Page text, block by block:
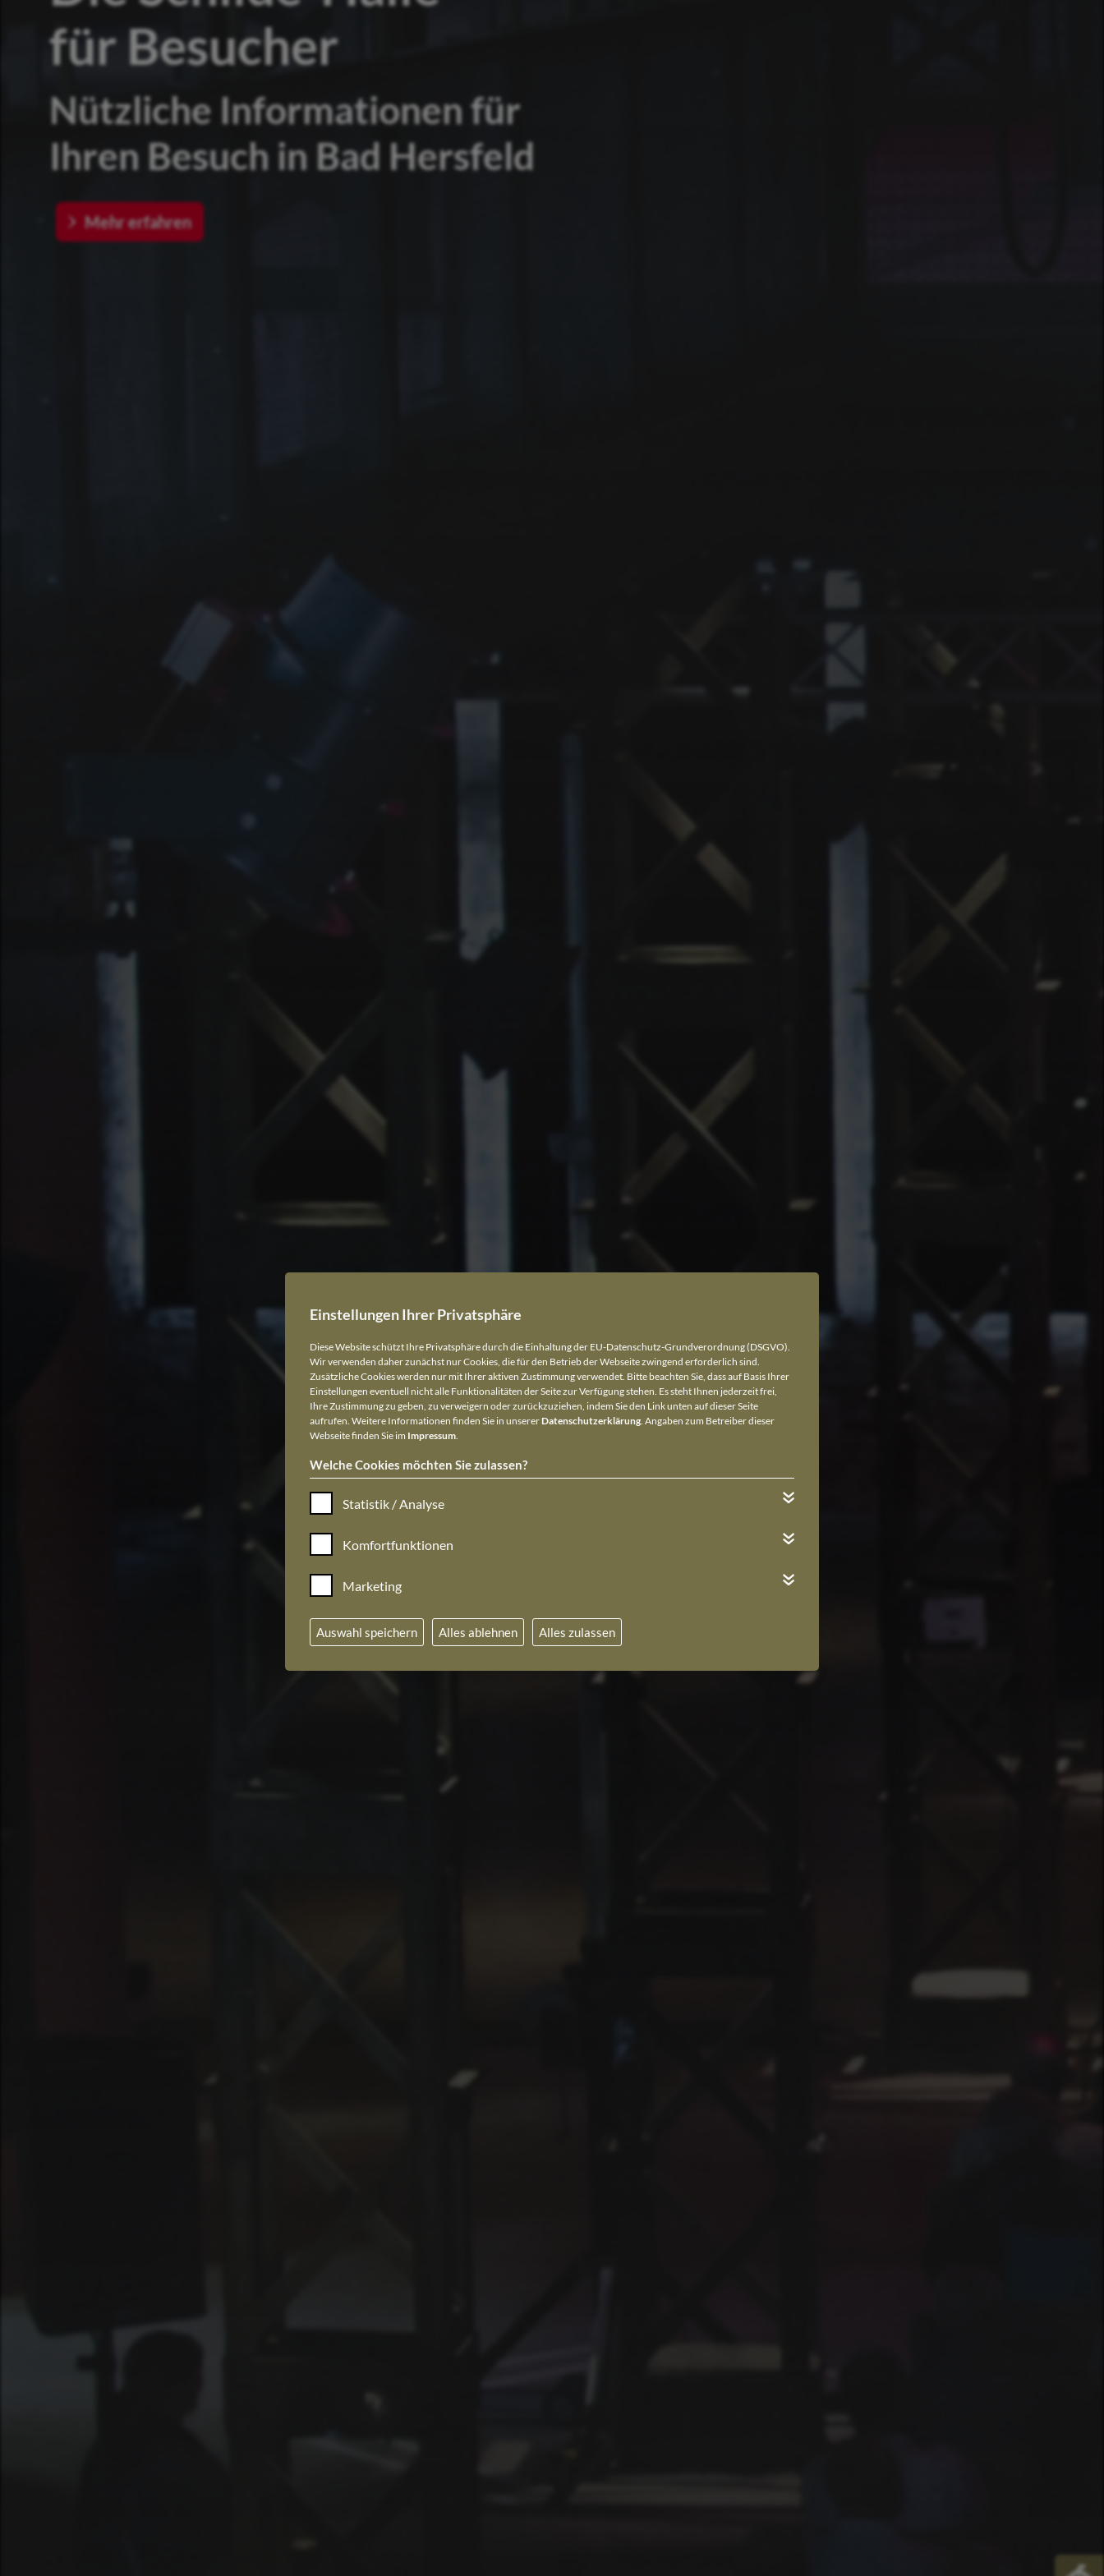
Einstellungen Ihrer Privatsphäre
Diese Website schützt Ihre Privatsphäre durch die Einhaltung der EU-Datenschutz-Grundverordnung (DSGVO).
Wir verwenden daher zunächst nur Cookies, die für den Betrieb der Webseite zwingend erforderlich sind.
Zusätzliche Cookies werden nur mit Ihrer aktiven Zustimmung verwendet. Bitte beachten Sie, dass auf Basis Ihrer
Einstellungen eventuell nicht alle Funktionalitäten der Seite zur Verfügung stehen. Es steht Ihnen jederzeit frei,
Ihre Zustimmung zu geben, zu verweigern oder zurückzuziehen, indem Sie den Link unten auf dieser Seite
aufrufen. Weitere Informationen finden Sie in unserer Datenschutzerklärung. Angaben zum Betreiber dieser
Webseite finden Sie im Impressum.
Welche Cookies möchten Sie zulassen?
Statistik / Analyse
Komfortfunktionen
Marketing
Auswahl speichern Alles ablehnen Alles zulassen
für Besucher
Nützliche Informationen für
Ihren Besuch in Bad Hersfeld
Mehr erfahren